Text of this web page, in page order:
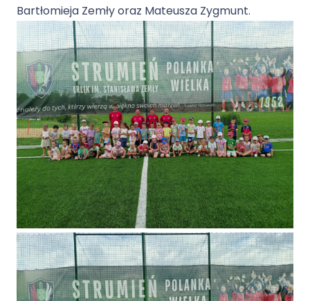
Bartłomieja Zemły oraz Mateusza Zygmunt.